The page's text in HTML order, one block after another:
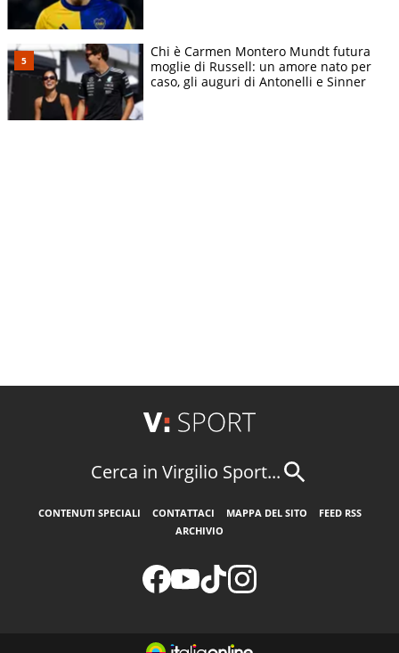
Chi è Carmen Montero Mundt futura
moglie di Russell: un amore nato per
caso, gli auguri di Antonelli e Sinner
Cerca in Virgilio Sport...
CONTENUTI SPECIALI CONTATTACI MAPPA DEL SITO
FEED RSS
ARCHIVIO